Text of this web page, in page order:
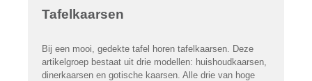
Tafelkaarsen
Bij een mooi, gedekte tafel horen tafelkaarsen. Deze
artikelgroep bestaat uit drie modellen: huishoudkaarsen,
dinerkaarsen en gotische kaarsen. Alle drie van hoge